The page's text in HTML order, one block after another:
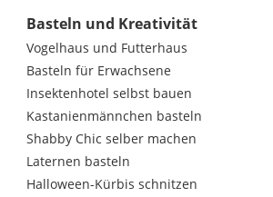
Basteln und Kreativität
Vogelhaus und Futterhaus
Basteln für Erwachsene
Insektenhotel selbst bauen
Kastanienmännchen basteln
Shabby Chic selber machen
Laternen basteln
Halloween-Kürbis schnitzen